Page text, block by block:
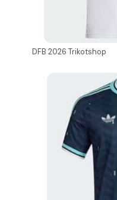
DFB 2026 Trikotshop